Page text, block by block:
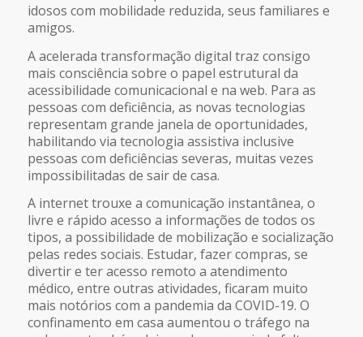
idosos com mobilidade reduzida, seus familiares e
amigos.
A acelerada transformação digital traz consigo
mais consciência sobre o papel estrutural da
acessibilidade comunicacional e na web. Para as
pessoas com deficiência, as novas tecnologias
representam grande janela de oportunidades,
habilitando via tecnologia assistiva inclusive
pessoas com deficiências severas, muitas vezes
impossibilitadas de sair de casa.
A internet trouxe a comunicação instantânea, o
livre e rápido acesso a informações de todos os
tipos, a possibilidade de mobilização e socialização
pelas redes sociais. Estudar, fazer compras, se
divertir e ter acesso remoto a atendimento
médico, entre outras atividades, ficaram muito
mais notórios com a pandemia da COVID-19. O
confinamento em casa aumentou o tráfego na